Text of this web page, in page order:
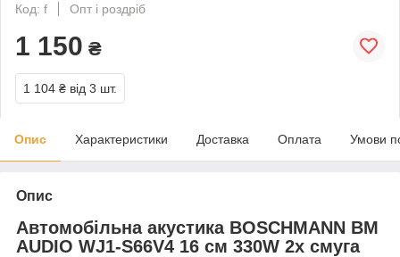
Код: f
Опт і роздріб
1 150 ₴
1 104 ₴ від 3 шт.
Опис Характеристики Доставка Оплата Умови
Опис
Автомобільна акустика BOSCHMANN BM
AUDIO WJ1-S66V4 16 см 330W 2х смуга